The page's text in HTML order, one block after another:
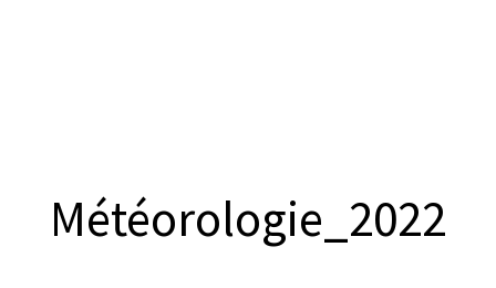
Météorologie_2022